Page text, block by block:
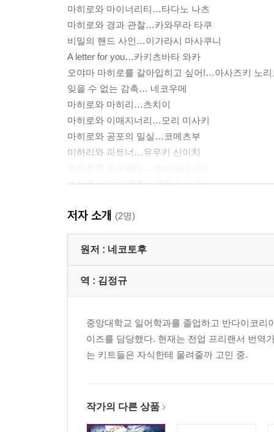
마히로와 마이너리티…타다노 나츠
마히로와 경과 관찰…카와무라 타쿠
비밀의 핸드 사인…이가라시 마사쿠니
A letter for you…카키츠바타 와카
오야마 마히로를 갈아입히고 싶어!…아사즈키 노리
잊을 수 없는 감촉… 네코우메
마히로와 마히리…츠치이
마히로와 이매지너리…모리 미사키
마히로와 공포의 밀실…코메츠부
미하리와 파트너…유우키 신이치
마히로와 남자 활동…유우키 스즈
저자 소개 (2명)
원저 : 네코토후
역 : 김정규
중앙대학교 일어학과를 졸업하고 반다이코
이즈를 담당했다. 현재는 전업 프리랜서 번역
는 키트들은 자식한테 물려줄까 고민 중.
작가의 다른 상품